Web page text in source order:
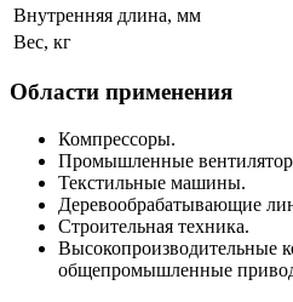
Внутренняя длина, мм
Вес, кг
Области применения
Компрессоры.
Промышленные
Текстильные машины.
Деревообрабатывающие
Строительная техника.
Высокопроизводительные
общепромышленные